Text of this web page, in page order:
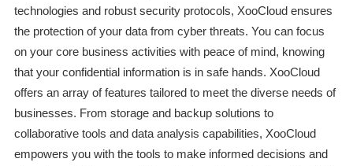
technologies and robust security protocols, XooCloud ensures
the protection of your data from cyber threats. You can focus
on your core business activities with peace of mind, knowing
that your confidential information is in safe hands. XooCloud
offers an array of features tailored to meet the diverse needs of
businesses. From storage and backup solutions to
collaborative tools and data analysis capabilities, XooCloud
empowers you with the tools to make informed decisions and